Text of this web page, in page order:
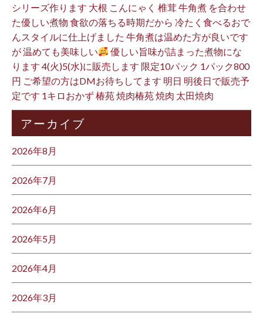
シリーズ作ります 大根 こんにゃく 椎茸 牛角煮 を合わせ
た優しい煮物 食欲の落ちる時期だから 冷たく食べるおで
んスタイルに仕上げました 牛角煮は温めた方が良いです
が 温めても美味しい
優しい旨味が詰まった煮物にな
ります 4(火)5(水)に販売します 限定10パック 1パック800
円 ご希望の方はDMお待ちしてます 明日 明後日で販売予
定です 1キロおかず 椿苑 焼肉椿苑 焼肉 太田焼肉
アーカイブ
2026年8月
2026年7月
2026年6月
2026年5月
2026年4月
2026年3月